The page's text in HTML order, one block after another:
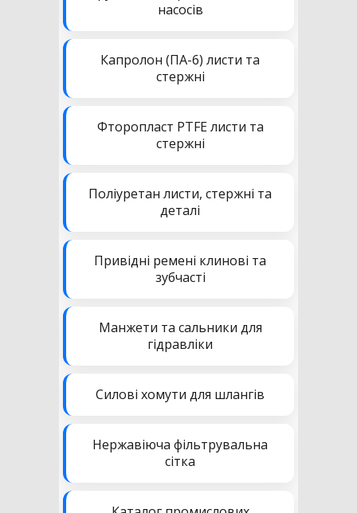
насосів
Капролон (ПА-6) листи та
стержні
Фторопласт PTFE листи та
стержні
Поліуретан листи, стержні та
деталі
Привідні ремені клинові та
зубчасті
Манжети та сальники для
гідравліки
Силові хомути для шлангів
Нержавіюча фільтрувальна
сітка